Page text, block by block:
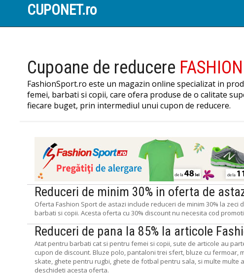
CUPONET.ro
Cupoane de reducere
FashionSport.ro este un magazin online specializat in
femei, barbati si copii, care ofera produse de o calitate
fiecare buget, prin intermediul unui cupon de reducere.
Reduceri de minim 30% in oferta de
Oferta Fashion Sport de astazi include reduceri de minim 30% la
barbati si copii. Acesta oferta cu 30% discount nu necesita cod
Reduceri de pana la 85% la articole
Atat pentru barbati cat si pentru femei si copii, sute de articole au
cupon de discount. Bluze polo, pantaloni trei sfert, bluze cu fermoar,
skate, ghete pentru rugbi, ghete de fotbal pentru sala, si multe multe
deschideti acesta oferta.